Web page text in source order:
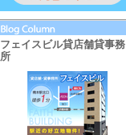
フェイスビル貸店舗貸事務
所